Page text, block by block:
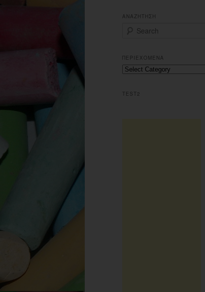
ΑΝΑΖΗΤΗΣΗ
r
c
h
ΠΕΡΙΕΧΟΜΕΝΑ
Περιεχομενα
TEST2